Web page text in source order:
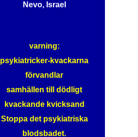
Nevo, Israel
varning:
psykiatricker-kvackarna
förvandlar
samhällen till dödligt
kvackande kvicksand
Stoppa det psykiatriska
blodsbadet.